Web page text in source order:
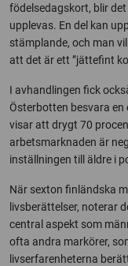
födelsedagskort, blir
upplevas. En del kan
stämplande, och man
att det är ett ”jättefint
I avhandlingen fick
Österbotten besvara
visar att drygt 70
arbetsmarknaden är
inställningen till äldre i
När sexton finländska
livsberättelser, noterar
central aspekt som
ofta andra markörer,
livserfarenheterna